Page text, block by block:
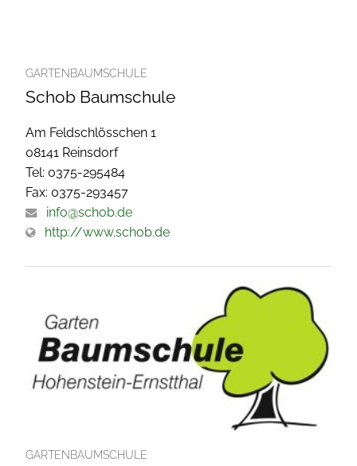
GARTENBAUMSCHULE
Schob Baumschule
Am Feldschlösschen 1
08141 Reinsdorf
Tel: 0375-295484
Fax: 0375-293457
info@schob.de
http://www.schob.de
GARTENBAUMSCHULE